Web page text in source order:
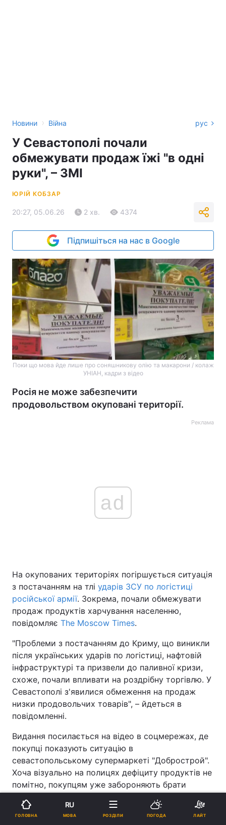
Новини › Війна рус
У Севастополі почали
обмежувати продаж їжі "в одні
руки", – ЗМІ
ЮРІЙ КОБЗАР
20:27, 05.06.26 2 хв. 4374
Підпишіться на нас в Google
Поки що мова йде лише про соняшникову олію та макарони / колаж
УНІАН, кадри з відео
Росія не може забезпечити
продовольством окуповані території.
Реклама
ad
На окупованих територіях погіршується ситуація
з постачанням на тлі ударів ЗСУ по логістиці
російської армії. Зокрема, почали обмежувати
продаж продуктів харчування населенню,
повідомляє The Moscow Times.
"Проблеми з постачанням до Криму, що виникли
після українських ударів по логістиці, нафтовій
інфраструктурі та призвели до паливної кризи,
схоже, почали впливати на роздрібну торгівлю. У
Севастополі з'явилися обмеження на продаж
низки продовольчих товарів", – йдеться в
повідомленні.
Видання посилається на відео в соцмережах, де
покупці показують ситуацію в
севастопольському супермаркеті "Добрострой".
Хоча візуально на полицях дефіциту продуктів не
помітно, покупцям уже забороняють брати
пачок макаронів в одні руки,
ГОЛОВНА
RU
МОВА РОЗДІЛИ ПОГОДА ЛАЙТ